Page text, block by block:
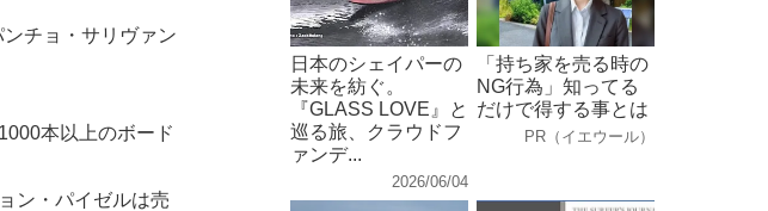
チョ・サリヴァン
本以上のボード
ン・パイゼルは売
日本のシェイパーの
未来を紡ぐ。
『GLASS LOVE』と
巡る旅、クラウドフ
ァンデ...
2026/06/04
「持ち家を売る時の
NG行為」知ってる
だけで得する事とは
PR（イエウール）